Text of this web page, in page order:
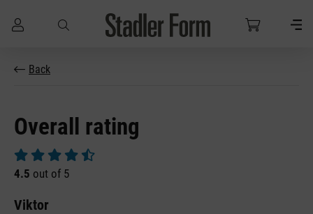
Skip to main content
Back
Overall rating
Average rating of 4.5 out of 5 stars
4.5 out of 5
Viktor